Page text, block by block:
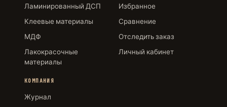
Ламинированный ДСП
Клеевые материалы
МДФ
Лакокрасочные
материалы
Избранное
Сравнение
Отследить заказ
Личный кабинет
КОМПАНИЯ
Журнал